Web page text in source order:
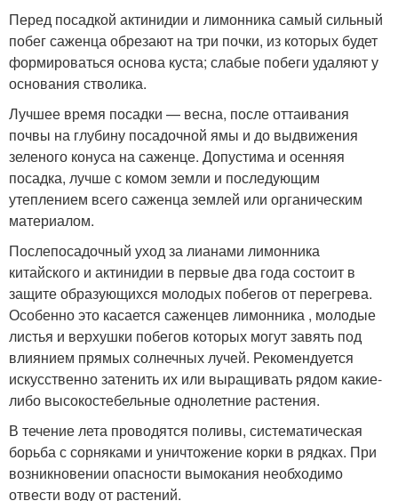
Перед посадкой актинидии и лимонника самый сильный
побег саженца обрезают на три почки, из которых будет
формироваться основа куста; слабые по­беги удаляют у
основания стволика.
Лучшее время посадки — весна, после оттаивания
почвы на глубину посадочной ямы и до выдвижения
зеленого конуса на сажен­це. Допустима и осенняя
посадка, лучше с комом земли и последу­ющим
утеплением всего саженца землей или органическим
материалом.
Послепосадочный уход за лианами лимонника
китайского и актинидии в первые два года состоит в
защите образующихся молодых побегов от перегрева.
Особенно это касается саженцев лимонника , молодые
листья и верхушки побегов которых могут завять под
влиянием прямых солнечных лучей. Рекомендуется
искусственно затенить их или выращивать рядом какие-
либо высокостебельные однолетние растения.
В течение лета проводятся поливы, систематическая
борьба с сорняками и уничтожение корки в рядках. При
возникновении опасности вымокания необходимо
отвести воду от растений.